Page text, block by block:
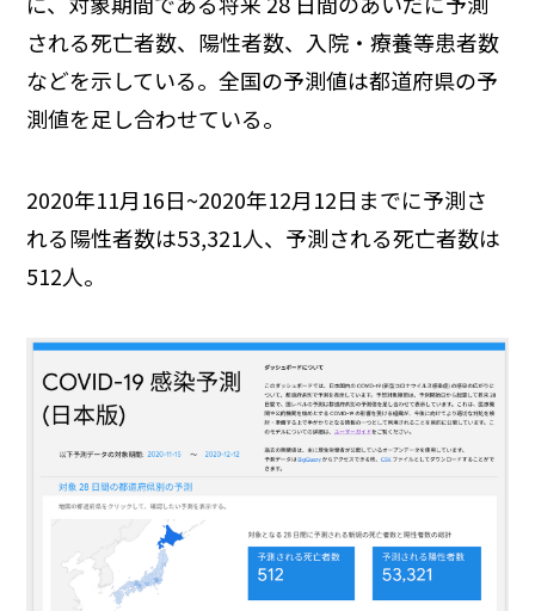
される死亡者数、陽性者数、入院・療養等患者数
などを示している。全国の予測値は都道府県の予
測値を足し合わせている。
2020年11月16日~2020年12月12日までに予測さ
れる陽性者数は53,321人、予測される死亡者数は
512人。